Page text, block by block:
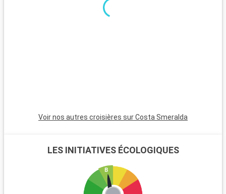
Voir nos autres croisières sur Costa Smeralda
LES INITIATIVES ÉCOLOGIQUES